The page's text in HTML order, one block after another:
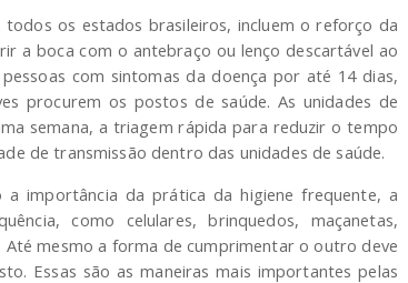
os estados brasileiros, incluem o reforço da
a boca com o antebraço ou lenço descartável ao
com sintomas da doença por até 14 dias,
procurem os postos de saúde. As unidades de
semana, a triagem rápida para reduzir o tempo
de transmissão dentro das unidades de saúde.
importância da prática da higiene frequente, a
como celulares, brinquedos, maçanetas,
mesmo a forma de cumprimentar o outro deve
Essas são as maneiras mais importantes pelas